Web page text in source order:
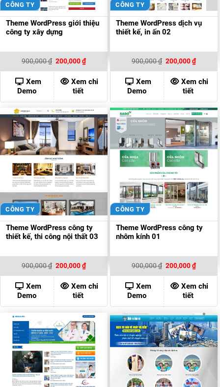
CÔNG TY
Theme WordPress giới thiệu
công ty xây dựng
900,000₫ Giá
gốc
là:
900,000 ₫.
200,000₫Giá
hiện
tại
là:
200,000 ₫.
Xem
Demo
Xem chi
tiết
CÔNG TY
Theme WordPress dịch vụ
thiết kế, in ấn 02
900,000₫ Giá
gốc
là:
900,000 ₫.
200,000₫Giá
hiện
tại
là:
Xem
Demo
Xem chi
tiết
CÔNG TY
Theme WordPress công ty
thiết kế, thi công nội thất 03
900,000₫ Giá
là:
900,000 ₫.
200,000₫Giá
hiện
tại
là:
200,000 ₫.
Xem
Demo
Xem chi
tiết
CÔNG TY
Theme WordPress công ty
nhôm kính 01
900,000₫ Giá
là:
900,000 ₫.
200,000₫Giá
hiện
tại
là:
Xem
Demo
Xem chi
tiết